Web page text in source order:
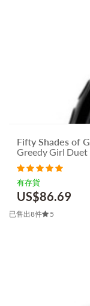
Fifty Shades of
Greedy Girl
有存貨
US$86.69
已售出8件 5